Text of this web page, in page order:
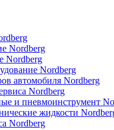
Nordberg
Nordberg
Nordberg
автомобиля Nordberg
Nordberg
и пневмоинструмент
жидкости
Nordberg